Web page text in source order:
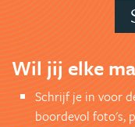
Wil jij elke
Schrijf je in voor
boordevol foto's,